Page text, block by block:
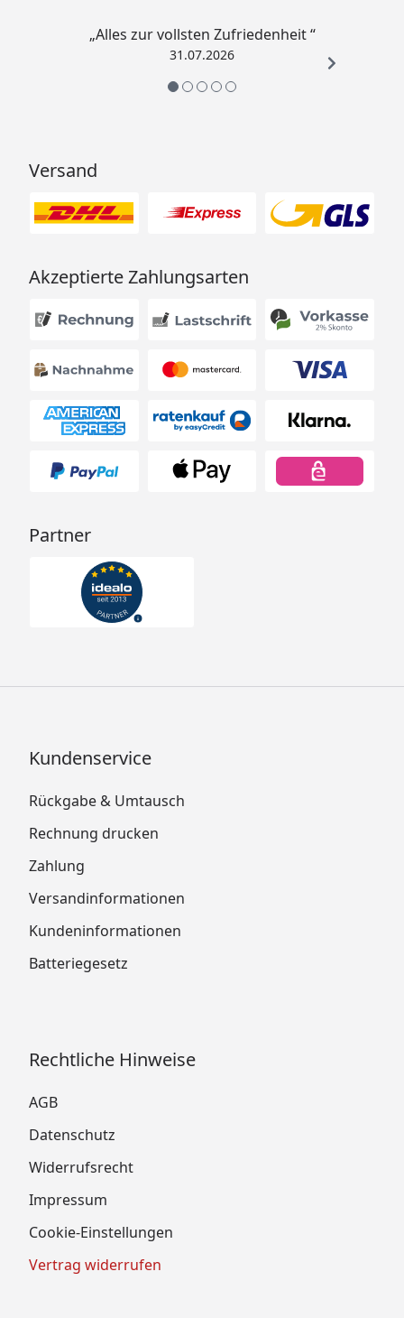
„Alles zur vollsten Zufriedenheit “
31.07.2026
Versand
Akzeptierte Zahlungsarten
Partner
Kundenservice
Rückgabe & Umtausch
Rechnung drucken
Zahlung
Versandinformationen
Kundeninformationen
Batteriegesetz
Rechtliche Hinweise
AGB
Datenschutz
Widerrufsrecht
Impressum
Cookie-Einstellungen
Vertrag widerrufen